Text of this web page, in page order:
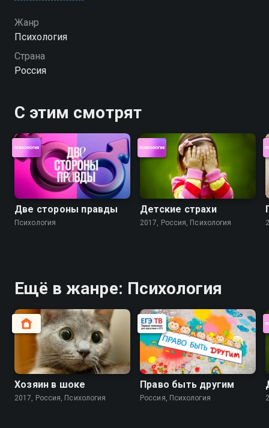
Жанр
Психология
Страна
Россия
С этим смотрят
Две стороны правды
Психология
Детские страхи
2017, Россия, Психология
Ещё в жанре: Психология
Хозяин в шоке
2017, Россия, Психология
Право быть другим
Россия, Психология